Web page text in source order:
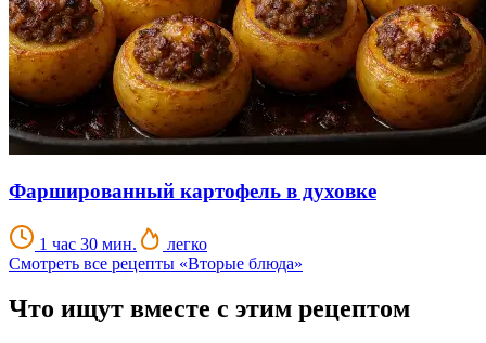
Фаршированный картофель в духовке
1 час 30 мин.
легко
Смотреть все рецепты «Вторые блюда»
Что ищут вместе с этим рецептом